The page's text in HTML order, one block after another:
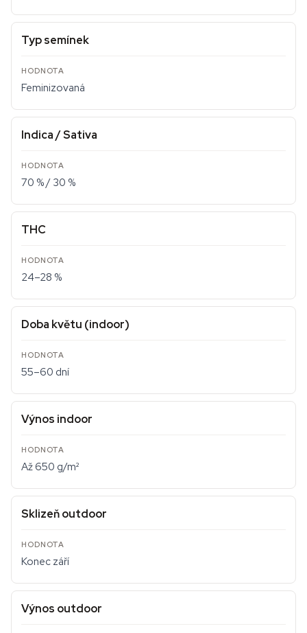
Typ semínek
Feminizovaná
Indica / Sativa
70 % / 30 %
THC
24–28 %
Doba květu (indoor)
55–60 dní
Výnos indoor
Až 650 g/m²
Sklizeň outdoor
Konec září
Výnos outdoor